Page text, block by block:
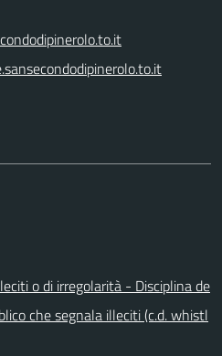
o di irregolarità - Disciplina de
che segnala illeciti (c.d. whistl